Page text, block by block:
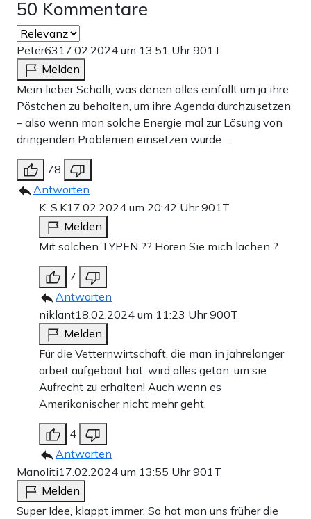
50 Kommentare
Peter63 17.02.2024 um 13:51 Uhr901T
Melden
Mein lieber Scholli, was denen alles einfällt um ja ihre
Pöstchen zu behalten, um ihre Agenda durchzusetzen
– also wenn man solche Energie mal zur Lösung von
dringenden Problemen einsetzen würde…
78
Antworten
K. S.K17.02.2024 um 20:42 Uhr901T
Melden
Mit solchen TYPEN ?? Hören Sie mich lachen ?
7
Antworten
niklant18.02.2024 um 11:23 Uhr900T
Melden
Für die Vetternwirtschaft, die man in jahrelanger
arbeit aufgebaut hat, wird alles getan, um sie
Aufrecht zu erhalten! Auch wenn es
Amerikanischer nicht mehr geht.
4
Antworten
Manoliti17.02.2024 um 13:55 Uhr901T
Melden
Super Idee, klappt immer. So hat man uns früher die